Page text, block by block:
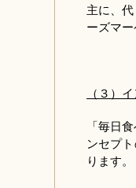
主に、
ーズマ
（３）
「毎日
ンセプ
ります。